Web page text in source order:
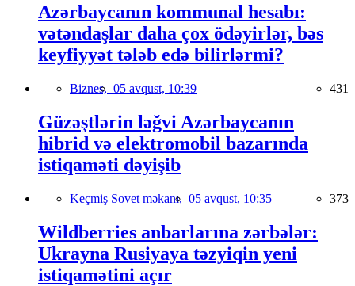
Azərbaycanın kommunal hesabı:
vətəndaşlar daha çox ödəyirlər, bəs
keyfiyyət tələb edə bilirlərmi?
Biznes, 05 avqust, 10:39 431
Güzəştlərin ləğvi Azərbaycanın
hibrid və elektromobil bazarında
istiqaməti dəyişib
Keçmiş Sovet məkanı, 05 avqust, 10:35 373
Wildberries anbarlarına zərbələr:
Ukrayna Rusiyaya təzyiqin yeni
istiqamətini açır